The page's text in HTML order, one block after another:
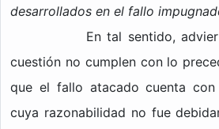
desarrollados en el fallo
En tal sentido,
cuestión no cumplen con lo
que el fallo atacado cuenta con
cuya razonabilidad no fue